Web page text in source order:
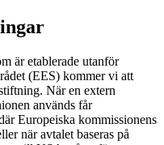
är etablerade utanför
(EES) kommer vi att
När en extern
används får
Europeiska kommissionens
när avtalet baseras på